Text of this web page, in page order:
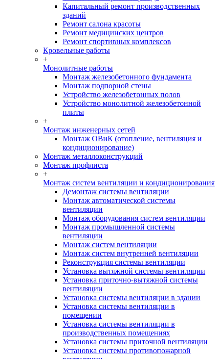
Капитальный ремонт производственных
зданий
Ремонт салона красоты
Ремонт медицинских центров
Ремонт спортивных комплексов
Кровельные работы
+
Монолитные работы
Монтаж железобетонного фундамента
Монтаж подпорной стены
Устройство железобетонных полов
Устройство монолитной железобетонной
плиты
+
Монтаж инженерных сетей
Монтаж ОВиК (отопление, вентиляция и
кондиционирование)
Монтаж металлоконструкций
Монтаж профлиста
+
Монтаж систем вентиляции и кондиционирования
Демонтаж системы вентиляции
Монтаж автоматической системы
вентиляции
Монтаж оборудования систем вентиляции
Монтаж промышленной системы
вентиляции
Монтаж систем вентиляции
Монтаж систем внутренней вентиляции
Реконструкция системы вентиляции
Установка вытяжной системы вентиляции
Установка приточно-вытяжной системы
вентиляции
Установка системы вентиляции в здании
Установка системы вентиляции в
помещении
Установка системы вентиляции в
производственных помещениях
Установка системы приточной вентиляции
Установка системы противопожарной